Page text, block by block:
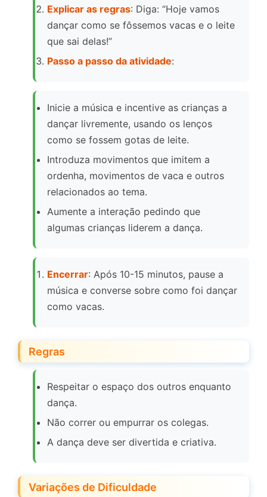
Explicar as regras: Diga: “Hoje vamos
dançar como se fôssemos vacas e o leite
que sai delas!”
Passo a passo da atividade:
Inicie a música e incentive as crianças a
dançar livremente, usando os lenços
como se fossem gotas de leite.
Introduza movimentos que imitem a
ordenha, movimentos de vaca e outros
relacionados ao tema.
Aumente a interação pedindo que
algumas crianças liderem a dança.
Encerrar: Após 10-15 minutos, pause a
música e converse sobre como foi dançar
como vacas.
Regras
Respeitar o espaço dos outros enquanto
dança.
Não correr ou empurrar os colegas.
A dança deve ser divertida e criativa.
Variações de Dificuldade